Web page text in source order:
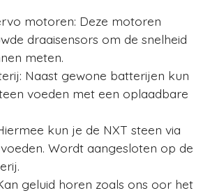
motoren: Deze motoren
draaisensors om de snelheid
meten.
Naast gewone batterijen kun
voeden met een oplaadbare
kun je de NXT steen via
Wordt aangesloten op de
geluid horen zoals ons oor het